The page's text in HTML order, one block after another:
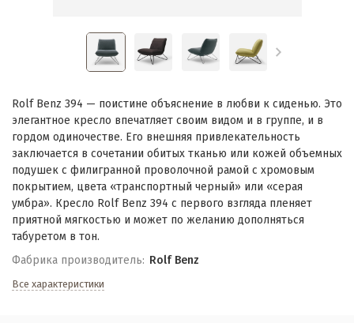
Rolf Benz 394 — поистине объяснение в любви к сиденью. Это
элегантное кресло впечатляет своим видом и в группе, и в
гордом одиночестве. Его внешняя привлекательность
заключается в сочетании обитых тканью или кожей объемных
подушек с филигранной проволочной рамой с хромовым
покрытием, цвета «транспортный черный» или «серая
умбра». Кресло Rolf Benz 394 с первого взгляда пленяет
приятной мягкостью и может по желанию дополняться
табуретом в тон.
Фабрика производитель: Rolf Benz
Все характеристики